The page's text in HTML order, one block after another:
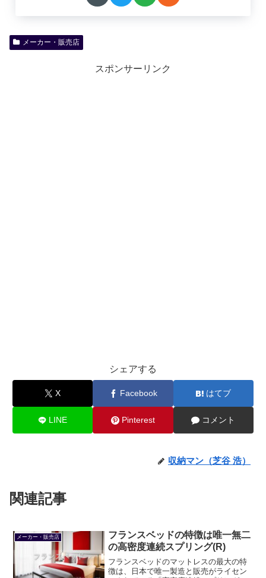
メーカー・販売店
スポンサーリンク
シェアする
X Facebook はてブ
LINE Pinterest コメント
収納マン（芝谷 浩）
関連記事
メーカー・販売店
フランスベッドの特徴は唯一無二
の高密度連続スプリング(R)
フランスベッドのマットレスの最大の特
徴は、日本で唯一製造と販売がライセン